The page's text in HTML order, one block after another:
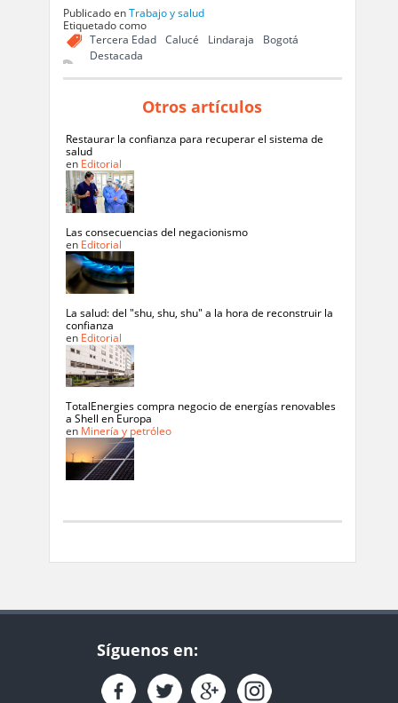
Publicado en Trabajo y salud
Etiquetado como
Tercera Edad
Calucé Lindaraja
Bogotá
Destacada
Otros artículos
Restaurar la confianza para recuperar el sistema de
salud
en Editorial
Las consecuencias del negacionismo
en Editorial
La salud: del "shu, shu, shu" a la hora de reconstruir la
confianza
en Editorial
TotalEnergies compra negocio de energías renovables
a Shell en Europa
en Minería y petróleo
Síguenos en: